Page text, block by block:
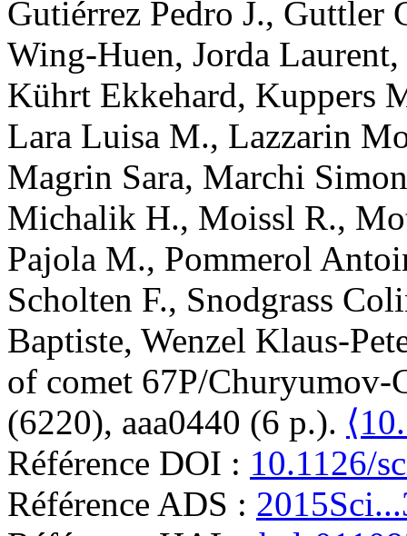
Gutiérrez Pedro J., Guttler
Wing-Huen, Jorda Laurent,
Kührt Ekkehard, Kuppers
Lara Luisa M., Lazzarin
Magrin Sara, Marchi
Michalik H., Moissl R.,
Pajola M., Pommerol
Scholten F., Snodgrass
Baptiste, Wenzel Klaus-
of comet 67P/Churyumov-
(6220), aaa0440 (6 p.).
Référence DOI : 10.1126/
Référence ADS :